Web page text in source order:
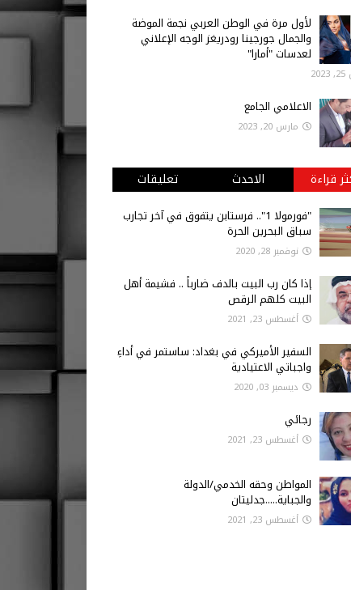
لأول مرة في الوطن العربي نجمة الموضة
والجمال جورجينا رودريغز الوجه الإعلاني
لعدسات "أمارا"
الاعلامي الجامع
مارس 20, 2023
قراءة الاحدث تعليقات
"فورمولا 1".. فرستابن يتفوق في آخر تجارب
سباق البحرين الحرة
نوفمبر 28, 2020
إذا كان رب البيت بالدف ضارباً .. فشيمة أهل
البيت كلهم الرقص
أغسطس 23, 2021
السفير الأميركي في بغداد: ساستمر في أداءِ
واجباتي الاعتيادية
ديسمبر 03, 2020
رجائي
أغسطس 23, 2021
المواطن وحقه الخدمي/الدولة
والجباية.....جدليتان
أغسطس 23, 2021